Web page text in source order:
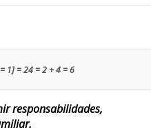
1] = 24 = 2 + 4 = 6
responsabilidades,